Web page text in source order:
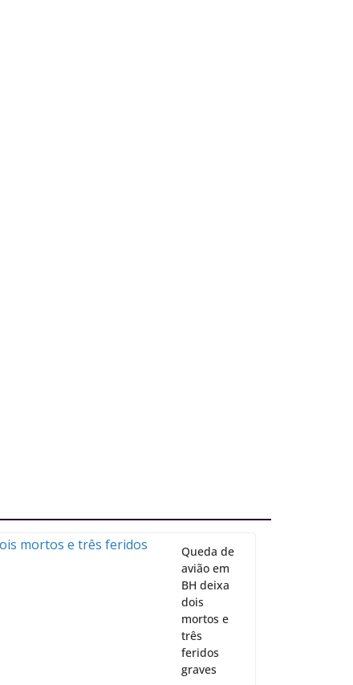
Queda de
avião em
BH deixa
dois
mortos e
três
feridos
graves